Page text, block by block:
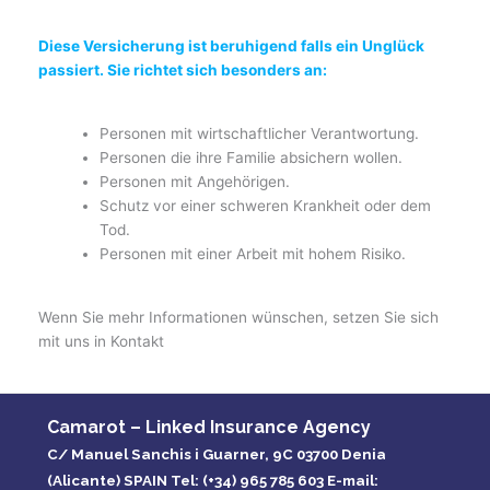
Diese Versicherung ist beruhigend falls ein Unglück
passiert. Sie richtet sich besonders an:
Personen mit wirtschaftlicher Verantwortung.
Personen die ihre Familie absichern wollen.
Personen mit Angehörigen.
Schutz vor einer schweren Krankheit oder dem
Tod.
Personen mit einer Arbeit mit hohem Risiko.
Wenn Sie mehr Informationen wünschen, setzen Sie sich
mit uns in Kontakt
Camarot – Linked Insurance Agency
C/ Manuel Sanchis i Guarner, 9C 03700 Denia
(Alicante) SPAIN Tel: (+34) 965 785 603 E-mail: